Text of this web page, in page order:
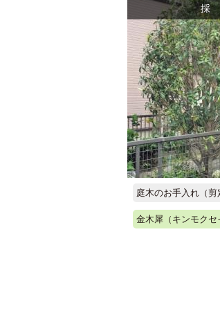
採
庭木のお手入れ（剪
金木犀（キンモクセ